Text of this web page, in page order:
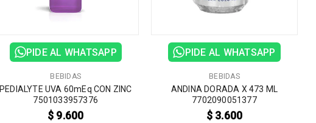
PIDE AL WHATSAPP
BEBIDAS
PEDIALYTE UVA 60mEq CON ZINC
7501033957376
$ 9.600
PIDE AL WHATSAPP
BEBIDAS
ANDINA DORADA X 473 ML
7702090051377
$3.600